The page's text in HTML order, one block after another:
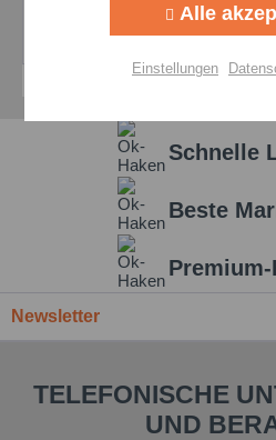
Schnelle
Beste
Newsletter
TELEFONISCHE
UND
Personalisierung
Alle
Einstellungen